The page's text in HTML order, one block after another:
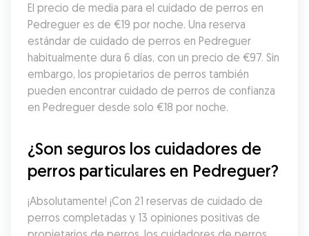
El precio de media para el cuidado de perros en
Pedreguer es de €19 por noche. Una reserva
estándar de cuidado de perros en Pedreguer
habitualmente dura 6 días, con un precio de €97. Sin
embargo, los propietarios de perros también
pueden encontrar cuidado de perros de confianza
en Pedreguer desde solo €18 por noche.
¿Son seguros los cuidadores de
perros particulares en Pedreguer?
¡Absolutamente! ¡Con 21 reservas de cuidado de
perros completadas y 13 opiniones positivas de